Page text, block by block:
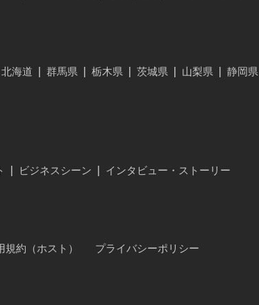
北海道 群馬県 栃木県 茨城県 山梨県 静岡県
ビジネスシーン
インタビュー・ストーリー
規約（ホスト）
プライバシーポリシー